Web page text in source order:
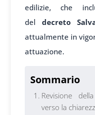
edilizie, che
del decreto
attualmente in
attuazione.
Sommario
Revisione
verso la